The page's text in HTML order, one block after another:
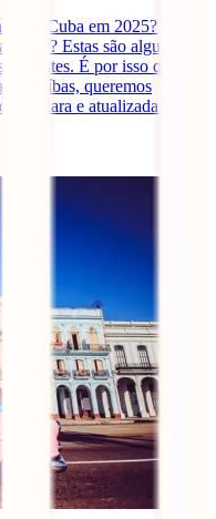
para Cuba em 2025?
viajar? Estas são algumas
viajantes. É por isso que, na
Caraíbas, queremos
clara e atualizada.